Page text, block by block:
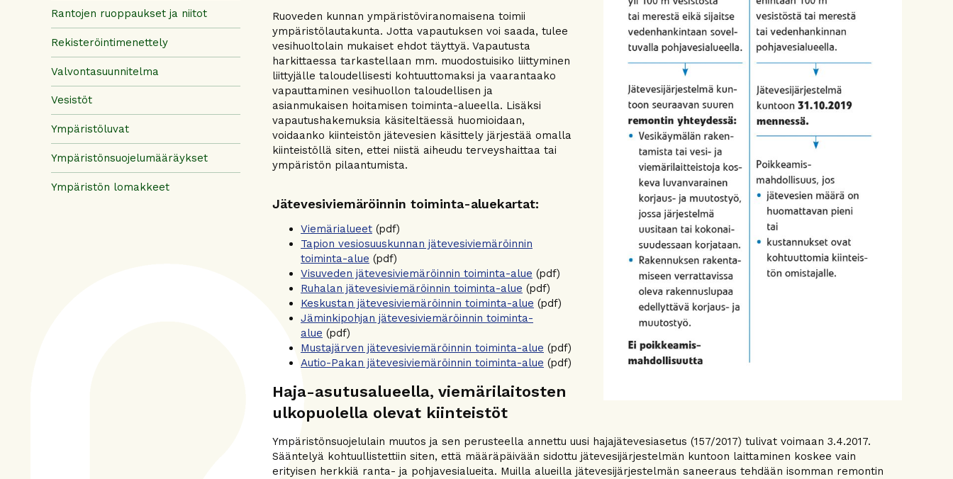
Rantojen ruoppaukset ja niitot
Rekisteröintimenettely
Valvontasuunnitelma
Vesistöt
Ympäristöluvat
Ympäristönsuojelumääräykset
Ympäristön lomakkeet
Ruoveden kunnan ympäristöviranomaisena toimii
ympäristölautakunta. Jotta vapautuksen voi saada, tulee
vesihuoltolain mukaiset ehdot täyttyä. Vapautusta
harkittaessa tarkastellaan mm. muodostuisiko liittyminen
liittyjälle taloudellisesti kohtuuttomaksi ja vaarantaako
vapauttaminen vesihuollon taloudellisen ja
asianmukaisen hoitamisen toiminta-alueella. Lisäksi
vapautushakemuksia käsiteltäessä huomioidaan,
voidaanko kiinteistön jätevesien käsittely järjestää omalla
kiinteistöllä siten, ettei niistä aiheudu terveyshaittaa tai
ympäristön pilaantumista.
Jätevesiviemäröinnin toiminta-aluekartat:
Viemärialueet (pdf)
Tapion vesiosuuskunnan jätevesiviemäröinnin
toiminta-alue (pdf)
Visuveden jätevesiviemäröinnin toiminta-alue (pdf)
Ruhalan jätevesiviemäröinnin toiminta-alue (pdf)
Keskustan jätevesiviemäröinnin toiminta-alue (pdf)
Jäminkipohjan jätevesiviemäröinnin toiminta-
alue (pdf)
Mustajärven jätevesiviemäröinnin toiminta-alue (pdf)
Autio-Pakan jätevesiviemäröinnin toiminta-alue (pdf)
Haja-asutusalueella, viemärilaitosten
ulkopuolella olevat kiinteistöt
Ympäristönsuojelulain muutos ja sen perusteella annettu uusi hajajätevesiasetus (157/2017) tulivat voimaan 3.4.2017.
Sääntelyä kohtuullistettiin siten, että määräpäivään sidottu jätevesijärjestelmän kuntoon laittaminen koskee vain
erityisen herkkiä ranta- ja pohjavesialueita. Muilla alueilla jätevesijärjestelmän saneeraus tehdään isomman remontin